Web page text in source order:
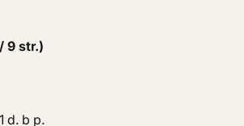
9 str.)
d. b p.